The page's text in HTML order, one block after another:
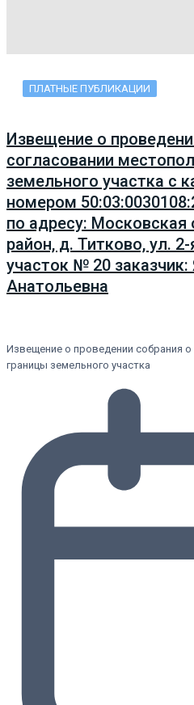
ПЛАТНЫЕ ПУБЛИКАЦИИ
Извещение о
согласовании
земельного участка с
номером
по адресу: Московская
район, д. Титково, ул.
участок № 20
Анатольевна
Извещение о проведении собрания
границы земельного участка